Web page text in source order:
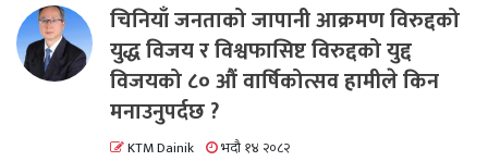
चिनियाँ जनताको जापानी आक्रमण विरुद्दको
युद्ध विजय र विश्वफासिष्ट विरुद्दको युद्द
विजयको ८० औं वार्षिकोत्सव हामीले किन
मनाउनुपर्दछ ?
KTM Dainik भदौ १४ २०८२